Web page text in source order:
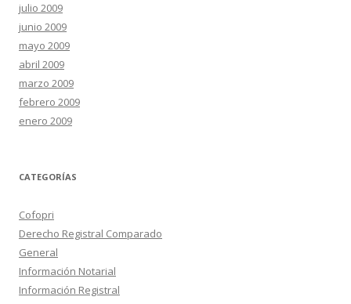
julio 2009
junio 2009
mayo 2009
abril 2009
marzo 2009
febrero 2009
enero 2009
CATEGORÍAS
Cofopri
Derecho Registral Comparado
General
Información Notarial
Información Registral